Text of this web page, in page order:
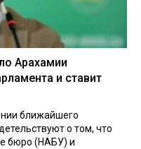
Арахамии
и ставит
ближайшего
о том, что
бюро (НАБУ) и